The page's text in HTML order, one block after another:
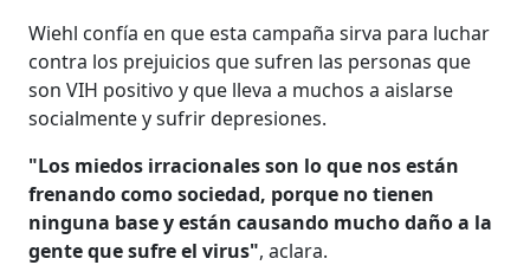
Wiehl confía en que esta campaña sirva para luchar
contra los prejuicios que sufren las personas que
son VIH positivo y que lleva a muchos a aislarse
socialmente y sufrir depresiones.
"Los miedos irracionales son lo que nos están
frenando como sociedad, porque no tienen
ninguna base y están causando mucho daño a la
gente que sufre el virus", aclara.